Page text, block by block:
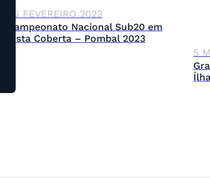
26 FEVEREIRO 2023
Campeonato Nacional Sub20 em
Pista Coberta – Pombal 2023
5